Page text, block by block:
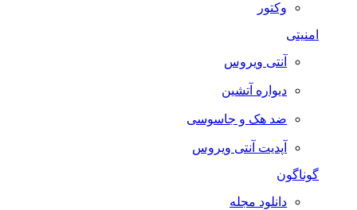
وکتور
امنیتی
آنتی ویروس
دیواره آتشین
ضد هک و جاسوسی
آپدیت آنتی ویروس
گوناگون
دانلود مجله